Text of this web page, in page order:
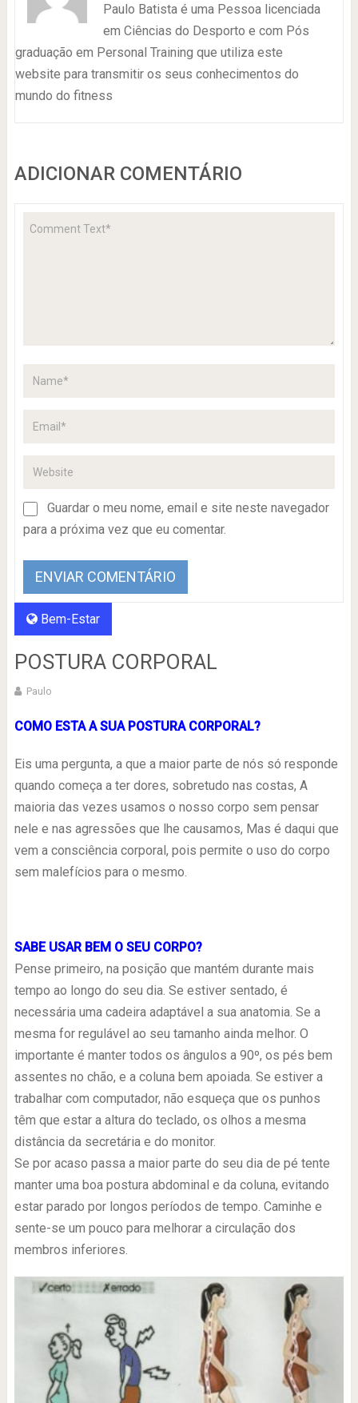
Paulo Batista é uma Pessoa licenciada
em Ciências do Desporto e com Pós
graduação em Personal Training que utiliza este
website para transmitir os seus conhecimentos do
mundo do fitness
ADICIONAR COMENTÁRIO
Guardar o meu nome, email e site neste navegador
para a próxima vez que eu comentar.
Bem-Estar
POSTURA CORPORAL
Paulo
COMO ESTA A SUA POSTURA CORPORAL?
Eis uma pergunta, a que a maior parte de nós só responde
quando começa a ter dores, sobretudo nas costas, A
maioria das vezes usamos o nosso corpo sem pensar
nele e nas agressões que lhe causamos, Mas é daqui que
vem a consciência corporal, pois permite o uso do corpo
sem malefícios para o mesmo.
SABE USAR BEM O SEU CORPO?
Pense primeiro, na posição que mantém durante mais
tempo ao longo do seu dia. Se estiver sentado, é
necessária uma cadeira adaptável a sua anatomia. Se a
mesma for regulável ao seu tamanho ainda melhor. O
importante é manter todos os ângulos a 90º, os pés bem
assentes no chão, e a coluna bem apoiada. Se estiver a
trabalhar com computador, não esqueça que os punhos
têm que estar a altura do teclado, os olhos a mesma
distância da secretária e do monitor.
Se por acaso passa a maior parte do seu dia de pé tente
manter uma boa postura abdominal e da coluna, evitando
estar parado por longos períodos de tempo. Caminhe e
sente-se um pouco para melhorar a circulação dos
membros inferiores.